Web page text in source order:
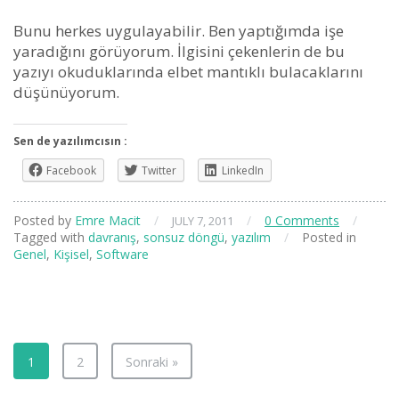
Bunu herkes uygulayabilir. Ben yaptığımda işe
yaradığını görüyorum. İlgisini çekenlerin de bu
yazıyı okuduklarında elbet mantıklı bulacaklarını
düşünüyorum.
Sen de yazılımcısın :
Facebook
Twitter LinkedIn
Posted by Emre Macit / JULY 7, 2011 / 0 Comments
/
Tagged with davranış, sonsuz döngü, yazılım /
Posted in
Genel, Kişisel, Software
1 2 Sonraki »